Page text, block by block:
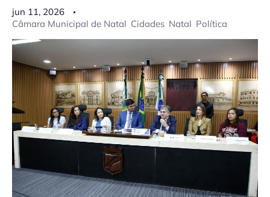
jun 11, 2026
Câmara Municipal de Natal Cidades Natal Política